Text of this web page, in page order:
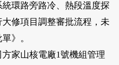
環路旁路冷、熱段溫度探
修項目調整審批流程，未
》。
家山核電廠1號機組管理